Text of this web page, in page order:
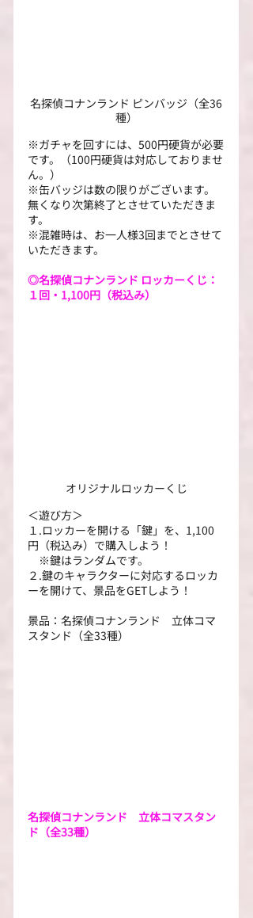
名探偵コナンランド ピンバッジ（全36
種）
※ガチャを回すには、500円硬貨が必要
です。（100円硬貨は対応しておりませ
ん。）
※缶バッジは数の限りがございます。
無くなり次第終了とさせていただきま
す。
※混雑時は、お一人様3回までとさせて
いただきます。
◎名探偵コナンランド ロッカーくじ：
１回・1,100円（税込み）
オリジナルロッカーくじ
＜遊び方＞
１.ロッカーを開ける「鍵」を、1,100
円（税込み）で購入しよう！
※鍵はランダムです。
２.鍵のキャラクターに対応するロッカ
ーを開けて、景品をGETしよう！
景品：名探偵コナンランド　立体コマ
スタンド（全33種）
名探偵コナンランド　立体コマスタン
ド（全33種）